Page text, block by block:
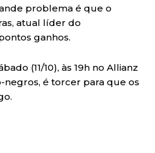
problema é que o
atual líder do
ganhos.
(11/10), às 19h no Allianz
negros, é torcer para que os